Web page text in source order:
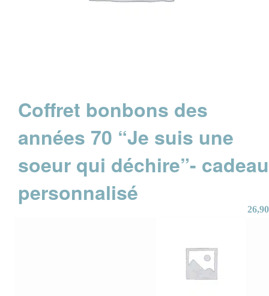
Coffret bonbons des
années 70 “Je suis une
soeur qui déchire”- cadeau
personnalisé
26,90